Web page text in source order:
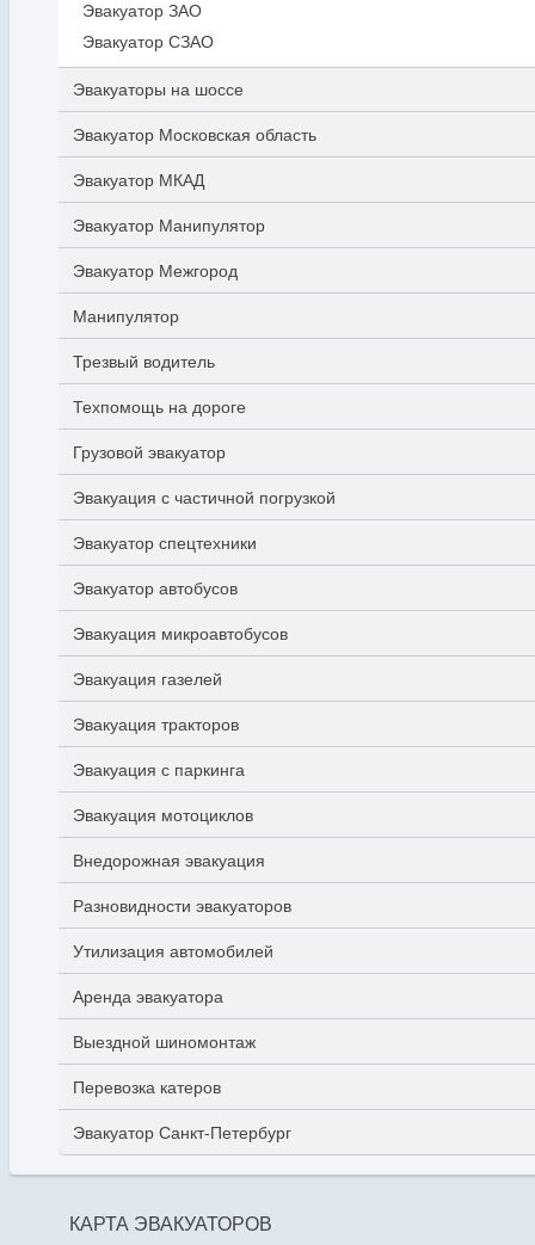
Эвакуатор ЗАО
Эвакуатор СЗАО
Эвакуаторы на шоссе
Эвакуатор Московская область
Эвакуатор МКАД
Эвакуатор Манипулятор
Эвакуатор Межгород
Манипулятор
Трезвый водитель
Техпомощь на дороге
Грузовой эвакуатор
Эвакуация с частичной погрузкой
Эвакуатор спецтехники
Эвакуатор автобусов
Эвакуация микроавтобусов
Эвакуация газелей
Эвакуация тракторов
Эвакуация с паркинга
Эвакуация мотоциклов
Внедорожная эвакуация
Разновидности эвакуаторов
Утилизация автомобилей
Аренда эвакуатора
Выездной шиномонтаж
Перевозка катеров
Эвакуатор Санкт-Петербург
КАРТА ЭВАКУАТОРОВ